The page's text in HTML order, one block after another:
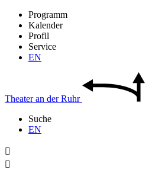
Programm
Kalender
Profil
Service
EN
Theateran derRuhr
Suche
EN

